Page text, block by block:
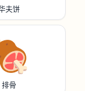
夫饼
排骨